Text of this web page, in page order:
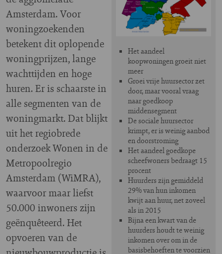
Het aandeel
koopwoningen groeit niet
meer
Groei vrije huursector zet
door, maar vooral vraag
naar goedkoop
middensegment
De sociale huursector
krimpt, er is weinig aanbod
en doorstroming
Het aandeel goedkope
scheefwoners bedraagt 15
procent
Huurders zijn gemiddeld
29% van hun inkomen
kwijt aan huur, net zoveel
als in 2015
Bijna een kwart van de
huurders houdt te weinig
inkomen over om in de
basisbehoeften te voorzien
Amsterdam. Voor
woningzoekenden
betekent dit oplopende
woningprijzen, lange
wachttijden en hoge
huren. Er is schaarste in
alle segmenten van de
woningmarkt. Dat blijkt
uit het regiobrede
onderzoek Wonen in de
Metropoolregio
Amsterdam (WiMRA),
waarvoor maar liefst
50.000 inwoners zijn
geënquêteerd. Het
opvoeren van de